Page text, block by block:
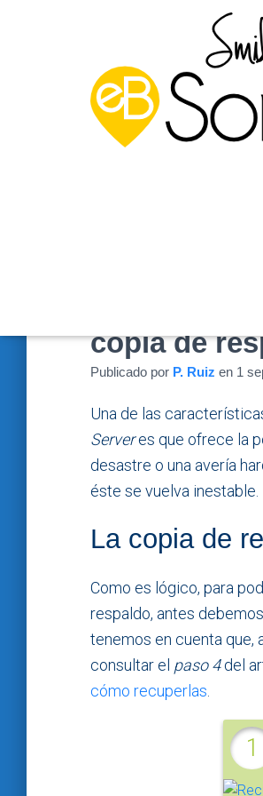
copia de
Publicado por P. Ruiz en 1
Una de las
Serveres que ofrece la
desastre o una avería
éste se vuelva
La copia de
Como es lógico, para
respaldo, antes
tenemos en cuenta que,
consultar el paso 4del
cómo recuperlas